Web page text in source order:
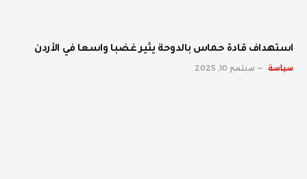
استهداف قادة حماس بالدوحة يثير غضبا واسعا في الأردن
سياسة سبتمبر 10, 2025